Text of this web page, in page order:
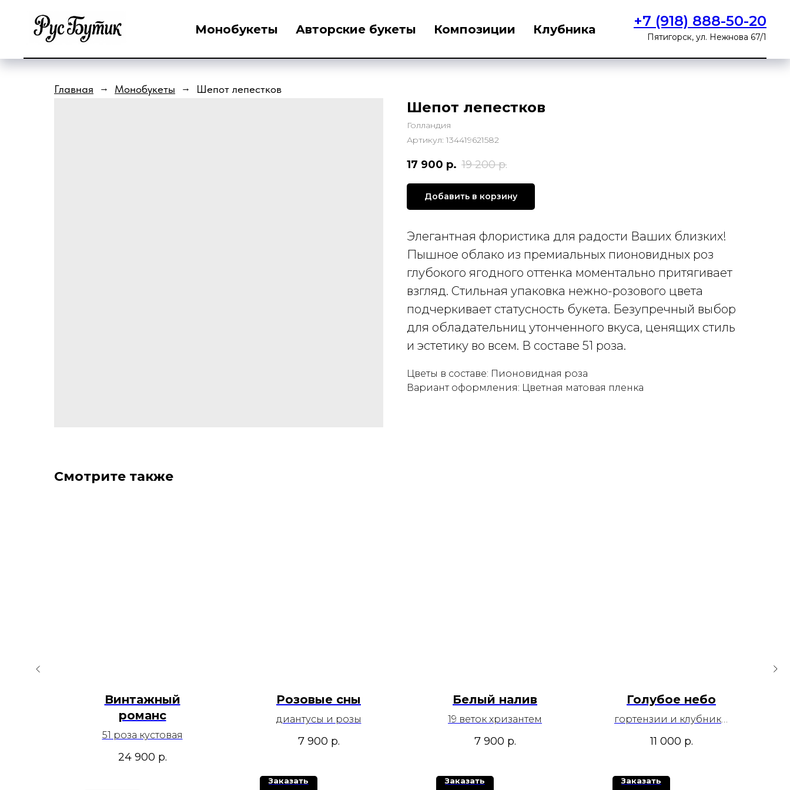
Монобукеты Авторские букеты Композиции Клубника +7 (918) 888-50-20
Пятигорск, ул. Нежнова 67/1
Главная → Монобукеты → Шепот лепестков
Шепот лепестков
Голландия
Артикул: 134419621582
17 900 р. 19 200 р.
Добавить в корзину
Элегантная флористика для радости Ваших близких!
Пышное облако из премиальных пионовидных роз
глубокого ягодного оттенка моментально притягивает
взгляд. Стильная упаковка нежно-розового цвета
подчеркивает статусность букета. Безупречный выбор
для обладательниц утонченного вкуса, ценящих стиль
и эстетику во всем. В составе 51 роза.
Цветы в составе: Пионовидная роза
Вариант оформления: Цветная матовая пленка
Смотрите также
Винтажный
романс
51 роза кустовая
24 900 р.
Розовые сны
диантусы и розы
7 900 р.
Заказать
Белый налив
19 веток хризантем
7 900 р.
Заказать
Голубое небо
гортензии и клубника:
11 000 р.
Заказать